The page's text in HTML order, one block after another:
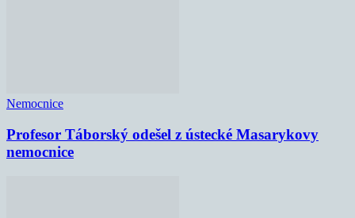
Nemocnice
Profesor Táborský odešel z ústecké Masarykovy
nemocnice